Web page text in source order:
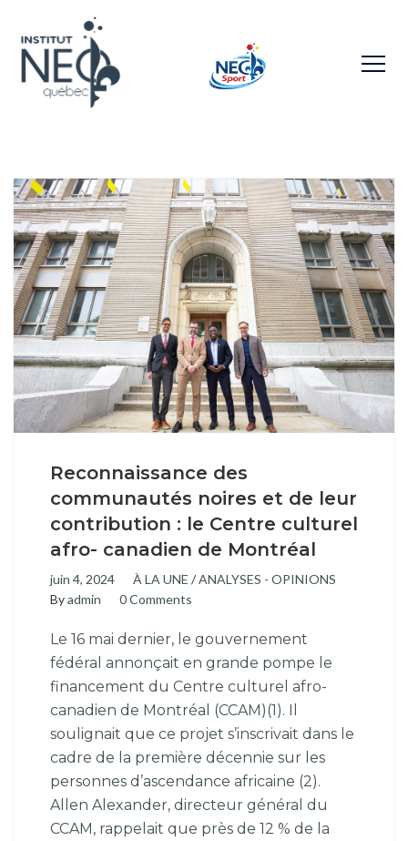
Reconnaissance des
communautés noires et de leur
contribution : le Centre culturel
afro- canadien de Montréal
juin 4, 2024 À LA UNE /ANALYSES - OPINIONS
Byadmin 0 Comments
Le 16 mai dernier, le gouvernement
fédéral annonçait en grande pompe le
financement du Centre culturel afro-
canadien de Montréal (CCAM)(1). Il
soulignait que ce projet s’inscrivait dans le
cadre de la première décennie sur les
personnes d’ascendance africaine (2).
Allen Alexander, directeur général du
CCAM, rappelait que près de 12 % de la